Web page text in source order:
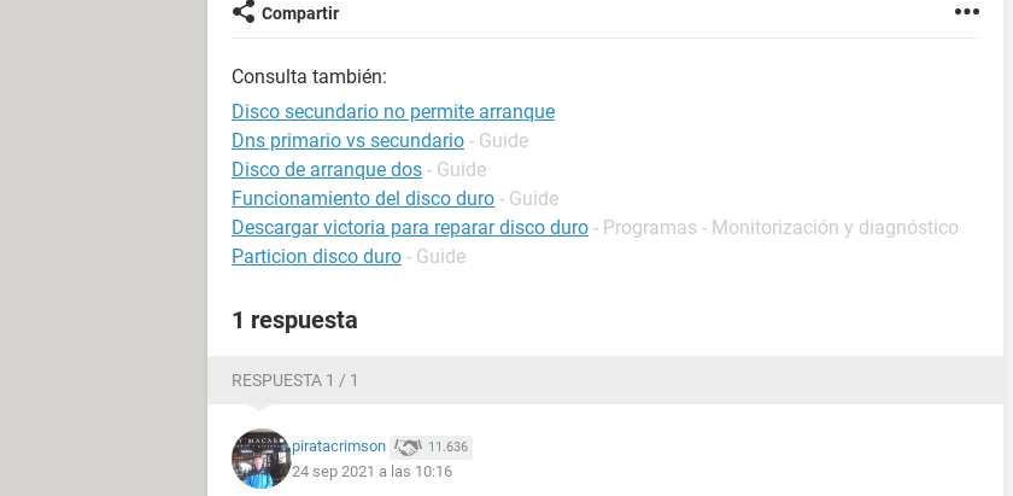
Compartir
Consulta también:
Disco secundario no permite arranque
Dns primario vs secundario - Guide
Disco de arranque dos - Guide
Funcionamiento del disco duro - Guide
Descargar victoria para reparar disco duro - Programas - Monitorización y diagnóstico
Particion disco duro - Guide
1 respuesta
RESPUESTA 1 / 1
piratacrimson 11.636
24 sep 2021 a las 10:16